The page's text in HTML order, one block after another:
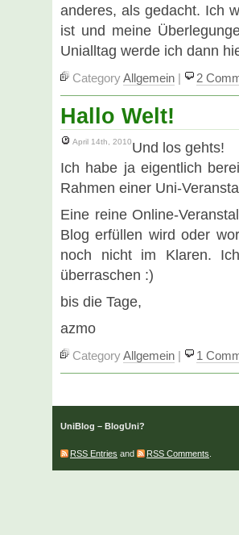
anderes, als gedacht. Ich
ist und meine
Unialltag werde ich dann
CategoryAllgemein | 2
Hallo Welt!
April 14th, 2010Und los gehts!
Ich habe ja eigentlich
Rahmen einer Uni-
Eine reine Online-
Blog erfüllen wird oder
noch nicht im Klaren.
überraschen :)
bis die Tage,
azmo
CategoryAllgemein | 1
UniBlog – BlogUni?
RSS Entries and RSS Comments